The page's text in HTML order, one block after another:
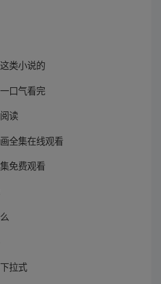
类小说的
口气看完
读
全集在线观看
免费观看
拉式